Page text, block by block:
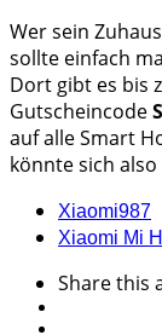
Wer sein
sollte einfach
Dort gibt es bis
Gutscheincode
auf alle Smart
könnte sich
Xiaomi987
Xiaomi Mi
Sharethis